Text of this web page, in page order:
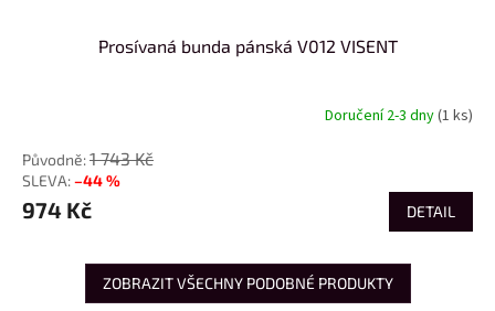
Prosívaná bunda pánská V012 VISENT
Doručení 2-3 dny(1 ks)
1 743 Kč
–44 %
974 Kč DETAIL
ZOBRAZIT VŠECHNY PODOBNÉ PRODUKTY